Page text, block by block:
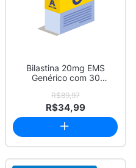
Bilastina 20mg EMS
Genérico com 30
R$89,97
R$34,99